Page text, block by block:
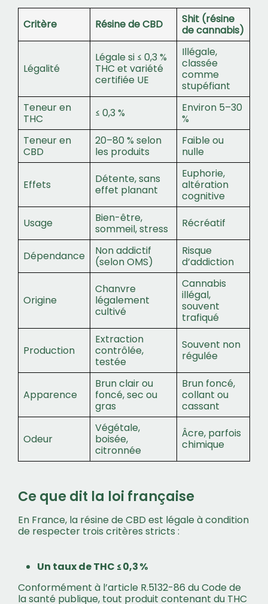
Critère Résine de CBD
Shit (résine
de cannabis)
Légalité
Légale si ≤ 0,3 %
THC et variété
certifiée UE
Illégale,
classée
comme
stupéfiant
Teneur en
THC
≤ 0,3 %
Environ 5–30
%
Teneur en
CBD
20–80 % selon
les produits
Faible ou
nulle
Effets
Détente, sans
effet planant
Euphorie,
altération
cognitive
Usage
Bien-être,
sommeil, stress
Récréatif
Dépendance
Non addictif
(selon OMS)
Risque
d’addiction
Origine
Chanvre
légalement
cultivé
Cannabis
illégal,
souvent
trafiqué
Production
Extraction
contrôlée,
testée
Souvent non
régulée
Apparence
Brun clair ou
foncé, sec ou
gras
Brun foncé,
collant ou
cassant
Odeur
Végétale,
boisée,
citronnée
Âcre, parfois
chimique
Ce que dit la loi française
En France, la résine de CBD est légale à condition
de respecter trois critères stricts :
Un taux de THC ≤ 0,3 %
Conformément à l’article R.5132-86 du Code de
la santé publique, tout produit contenant du THC